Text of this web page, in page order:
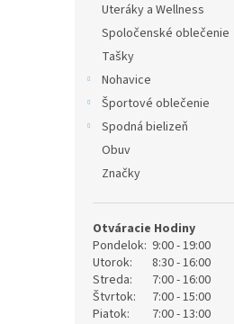
Uteráky a Wellness
Spoločenské oblečenie
Tašky
Nohavice
Športové oblečenie
Spodná bielizeň
Obuv
Značky
Otváracie Hodiny
Pondelok: 9:00 - 19:00
Utorok:
8:30 - 16:00
Streda:
7:00 - 16:00
Štvrtok:
7:00 - 15:00
Piatok:
7:00 - 13:00